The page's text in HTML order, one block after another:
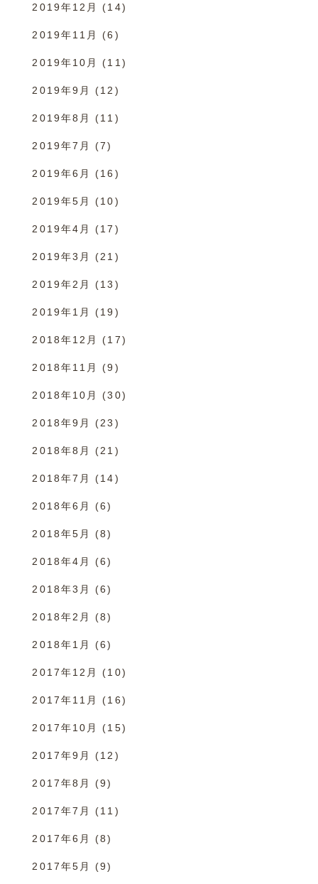
2019年12月 (14)
2019年11月 (6)
2019年10月 (11)
2019年9月 (12)
2019年8月 (11)
2019年7月 (7)
2019年6月 (16)
2019年5月 (10)
2019年4月 (17)
2019年3月 (21)
2019年2月 (13)
2019年1月 (19)
2018年12月 (17)
2018年11月 (9)
2018年10月 (30)
2018年9月 (23)
2018年8月 (21)
2018年7月 (14)
2018年6月 (6)
2018年5月 (8)
2018年4月 (6)
2018年3月 (6)
2018年2月 (8)
2018年1月 (6)
2017年12月 (10)
2017年11月 (16)
2017年10月 (15)
2017年9月 (12)
2017年8月 (9)
2017年7月 (11)
2017年6月 (8)
2017年5月 (9)